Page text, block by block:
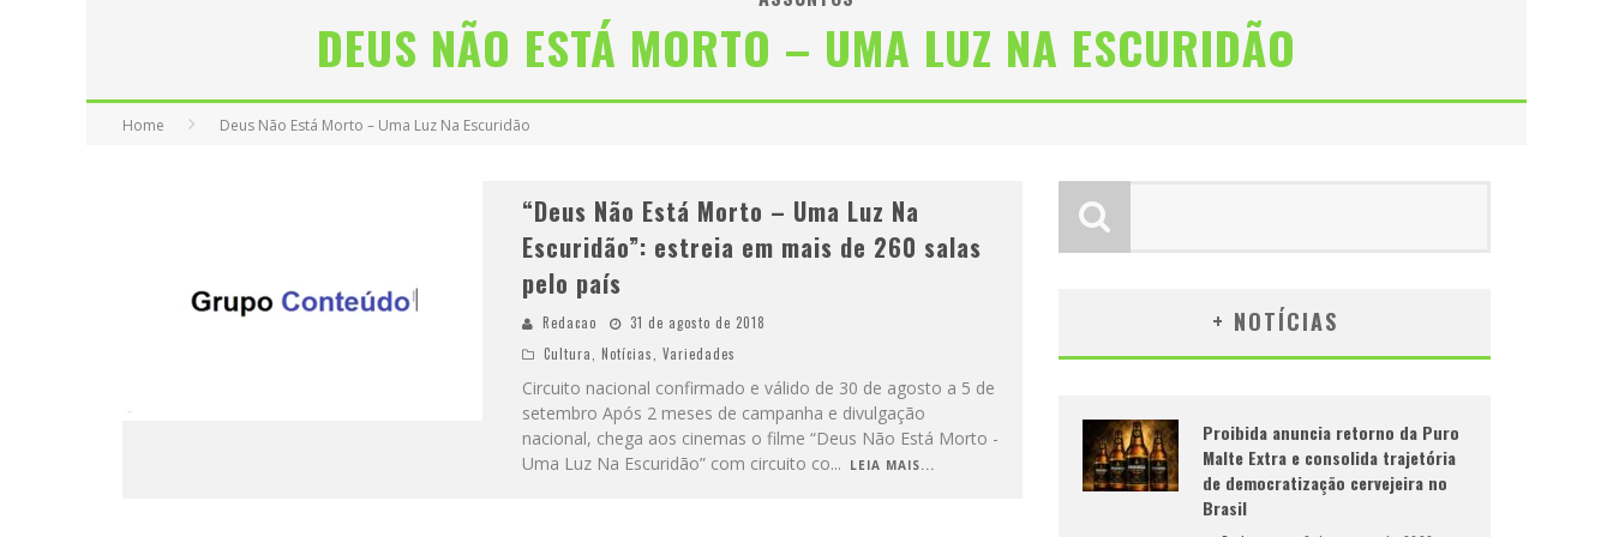
DEUS NÃO ESTÁ MORTO – UMA LUZ NA ESCURIDÃO
Home Deus Não Está Morto – Uma Luz Na Escuridão
“Deus Não Está Morto – Uma Luz Na
Escuridão”: estreia em mais de 260 salas
pelo país
Redacao
31 de agosto de 2018
Cultura
Notícias Variedades
Circuito nacional confirmado e válido de 30 de agosto a 5 de
setembro Após 2 meses de campanha e divulgação
nacional, chega aos cinemas o filme “Deus Não Está Morto -
Uma Luz Na Escuridão” com circuito co... LEIA MAIS...
+ NOTÍCIAS
Proibida anuncia retorno da Puro
Malte Extra e consolida trajetória
de democratização cervejeira no
Brasil